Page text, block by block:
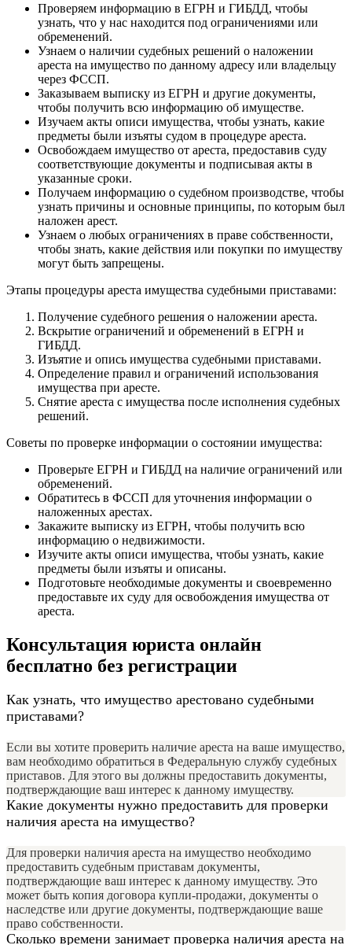
Проверяем информацию в ЕГРН и ГИБДД, чтобы
узнать, что у нас находится под ограничениями или
обременений.
Узнаем о наличии судебных решений о наложении
ареста на имущество по данному адресу или владельцу
через ФССП.
Заказываем выписку из ЕГРН и другие документы,
чтобы получить всю информацию об имуществе.
Изучаем акты описи имущества, чтобы узнать, какие
предметы были изъяты судом в процедуре ареста.
Освобождаем имущество от ареста, предоставив суду
соответствующие документы и подписывая акты в
указанные сроки.
Получаем информацию о судебном производстве, чтобы
узнать причины и основные принципы, по которым был
наложен арест.
Узнаем о любых ограничениях в праве собственности,
чтобы знать, какие действия или покупки по имуществу
могут быть запрещены.
Этапы процедуры ареста имущества судебными приставами:
Получение судебного решения о наложении ареста.
Вскрытие ограничений и обременений в ЕГРН и
ГИБДД.
Изъятие и опись имущества судебными приставами.
Определение правил и ограничений использования
имущества при аресте.
Снятие ареста с имущества после исполнения судебных
решений.
Советы по проверке информации о состоянии имущества:
Проверьте ЕГРН и ГИБДД на наличие ограничений или
обременений.
Обратитесь в ФССП для уточнения информации о
наложенных арестах.
Закажите выписку из ЕГРН, чтобы получить всю
информацию о недвижимости.
Изучите акты описи имущества, чтобы узнать, какие
предметы были изъяты и описаны.
Подготовьте необходимые документы и своевременно
предоставьте их суду для освобождения имущества от
ареста.
Консультация юриста онлайн
бесплатно без регистрации
Как узнать, что имущество арестовано судебными
приставами?
Если вы хотите проверить наличие ареста на ваше имущество,
вам необходимо обратиться в Федеральную службу судебных
приставов. Для этого вы должны предоставить документы,
подтверждающие ваш интерес к данному имуществу.
Какие документы нужно предоставить для проверки
наличия ареста на имущество?
Для проверки наличия ареста на имущество необходимо
предоставить судебным приставам документы,
подтверждающие ваш интерес к данному имуществу. Это
может быть копия договора купли-продажи, документы о
наследстве или другие документы, подтверждающие ваше
право собственности.
Сколько времени занимает проверка наличия ареста на